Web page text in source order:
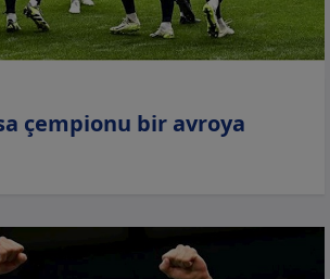
çempionu bir avroya